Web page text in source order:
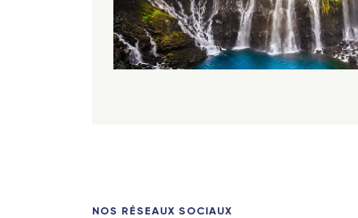
NOS RÉSEAUX SOCIAUX